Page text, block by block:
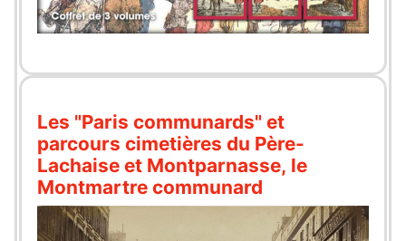
Les "Paris communards" et
parcours cimetières du Père-
Lachaise et Montparnasse, le
Montmartre communard